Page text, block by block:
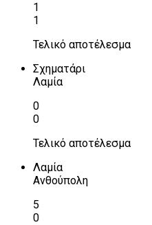
1
1
Τελικό αποτέλεσμα
Σχηματάρι
Λαμία
0
0
Τελικό αποτέλεσμα
Λαμία
Ανθούπολη
5
0